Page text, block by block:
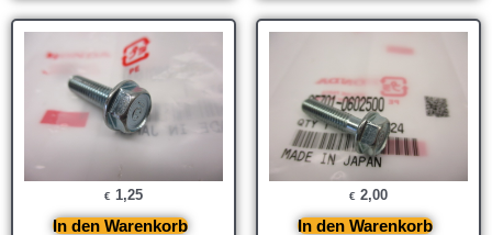
€ 1,25
In den Warenkorb
€ 2,00
In den Warenkorb